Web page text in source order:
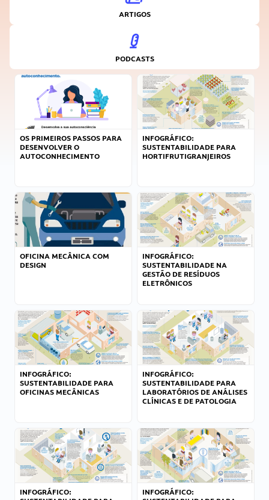
ARTIGOS
PODCASTS
OS PRIMEIROS PASSOS PARA
DESENVOLVER O
AUTOCONHECIMENTO
INFOGRÁFICO:
SUSTENTABILIDADE PARA
HORTIFRUTIGRANJEIROS
OFICINA MECÂNICA COM
DESIGN
INFOGRÁFICO:
SUSTENTABILIDADE NA
GESTÃO DE RESÍDUOS
ELETRÔNICOS
INFOGRÁFICO:
SUSTENTABILIDADE PARA
OFICINAS MECÂNICAS
INFOGRÁFICO:
SUSTENTABILIDADE PARA
LABORATÓRIOS DE ANÁLISES
CLÍNICAS E DE PATOLOGIA
INFOGRÁFICO:
INFOGRÁFICO: